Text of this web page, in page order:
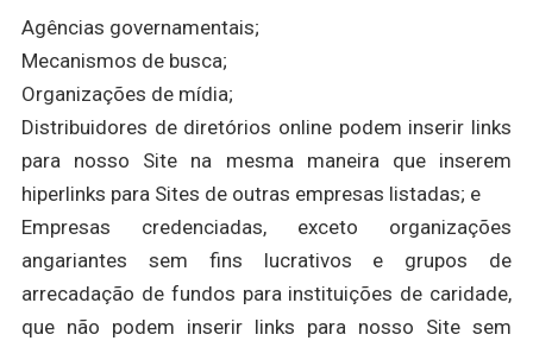
Agências governamentais;
Mecanismos de busca;
Organizações de mídia;
Distribuidores de diretórios online podem inserir links
para nosso Site na mesma maneira que inserem
hiperlinks para Sites de outras empresas listadas; e
Empresas credenciadas, exceto organizações
angariantes sem fins lucrativos e grupos de
arrecadação de fundos para instituições de caridade,
que não podem inserir links para nosso Site sem